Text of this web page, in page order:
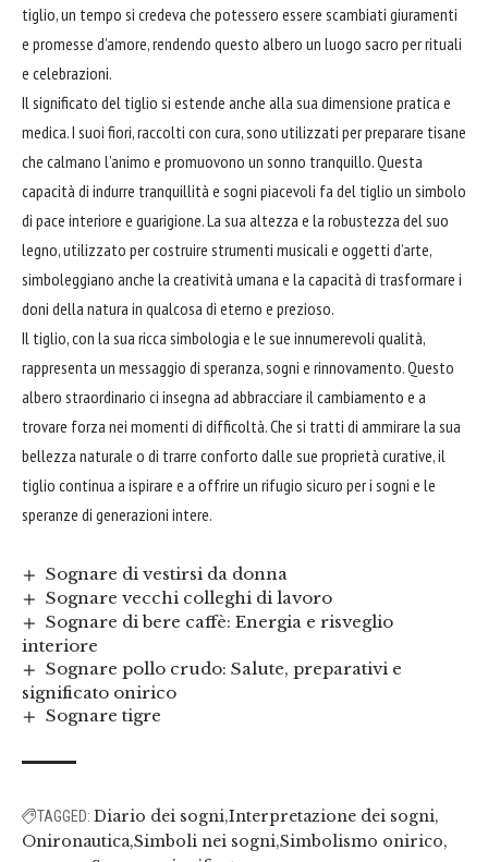
tiglio, un tempo si credeva che potessero essere scambiati giuramenti
e promesse d’amore, rendendo questo albero un luogo sacro per rituali
e celebrazioni.
Il significato del tiglio si estende anche alla sua dimensione pratica e
medica. I suoi fiori, raccolti con cura, sono utilizzati per preparare tisane
che calmano l’animo e promuovono un sonno tranquillo. Questa
capacità di indurre tranquillità e sogni piacevoli fa del tiglio un simbolo
di pace interiore e guarigione. La sua altezza e la robustezza del suo
legno, utilizzato per costruire strumenti musicali e oggetti d’arte,
simboleggiano anche la creatività umana e la capacità di trasformare i
doni della natura in qualcosa di eterno e prezioso.
Il tiglio, con la sua ricca simbologia e le sue innumerevoli qualità,
rappresenta un messaggio di speranza, sogni e rinnovamento. Questo
albero straordinario ci insegna ad abbracciare il cambiamento e a
trovare forza nei momenti di difficoltà. Che si tratti di ammirare la sua
bellezza naturale o di trarre conforto dalle sue proprietà curative, il
tiglio continua a ispirare e a offrire un rifugio sicuro per i sogni e le
speranze di generazioni intere.
Sognare di vestirsi da donna
Sognare vecchi colleghi di lavoro
Sognare di bere caffè: Energia e risveglio
interiore
Sognare pollo crudo: Salute, preparativi e
significato onirico
Sognare tigre
TAGGED: Diario dei sogni Interpretazione dei sogni
Onironautica Simboli nei sogni Simbolismo onirico